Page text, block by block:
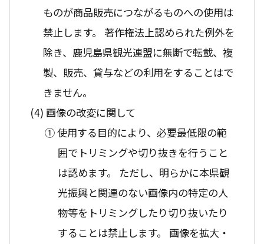
ものが商品販売につながるものへの使用は
禁止します。 著作権法上認められた例外を
除き、鹿児島県観光連盟に無断で転載、複
製、販売、貸与などの利用をすることはで
きません。
画像の改変に関して
① 使用する目的により、必要最低限の範
囲でトリミングや切り抜きを行うこと
は認めます。 ただし、明らかに本県観
光振興と関連のない画像内の特定の人
物等をトリミングしたり切り抜いたり
することは禁止します。 画像を拡大・